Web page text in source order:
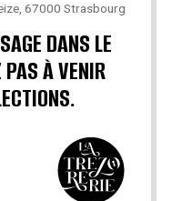
67000 Strasbourg
DANS LE
À VENIR